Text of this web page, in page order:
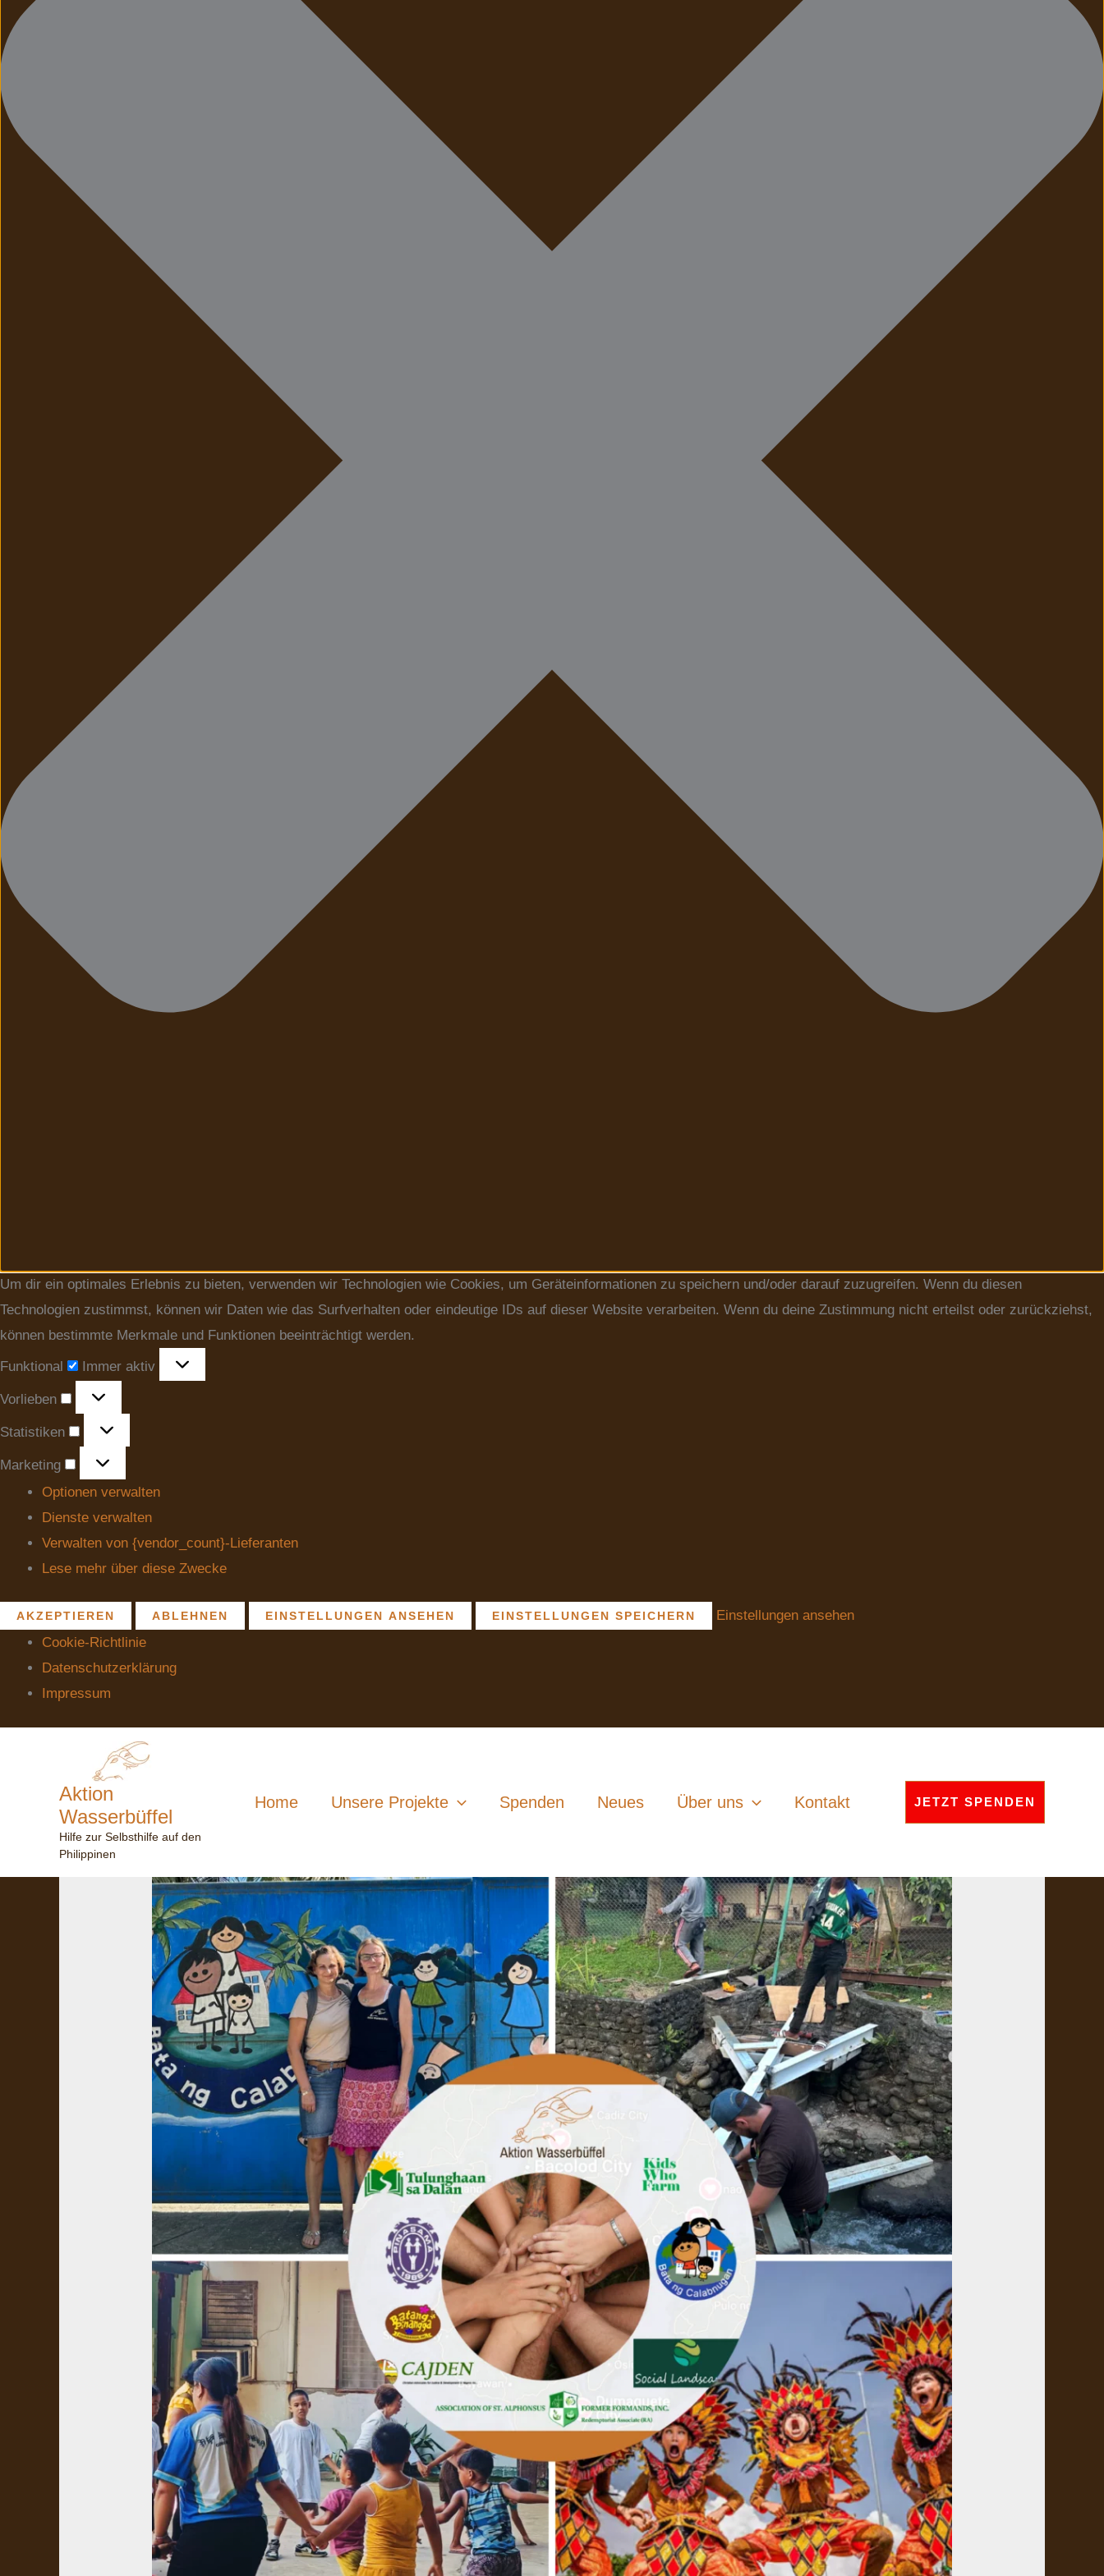
Um dir ein optimales Erlebnis zu bieten, verwenden wir Technologien wie Cookies, um Geräteinformationen zu speichern und/oder darauf zuzugreifen. Wenn du diesen
Technologien zustimmst, können wir Daten wie das Surfverhalten oder eindeutige IDs auf dieser Website verarbeiten. Wenn du deine Zustimmung nicht erteilst oder zurückziehst,
können bestimmte Merkmale und Funktionen beeinträchtigt werden.
Funktional
Immer aktiv
Vorlieben
Statistiken
Marketing
Optionen verwalten
Dienste verwalten
Verwalten von {vendor_count}-Lieferanten
Lese mehr über diese Zwecke
AKZEPTIEREN ABLEHNEN EINSTELLUNGEN ANSEHEN EINSTELLUNGEN SPEICHERN
Einstellungen ansehen
Cookie-Richtlinie
Datenschutzerklärung
Impressum
Aktion
Wasserbüffel
Hilfe zur Selbsthilfe auf den
Philippinen
Home Unsere Projekte Spenden Neues Über uns Kontakt JETZT SPENDEN